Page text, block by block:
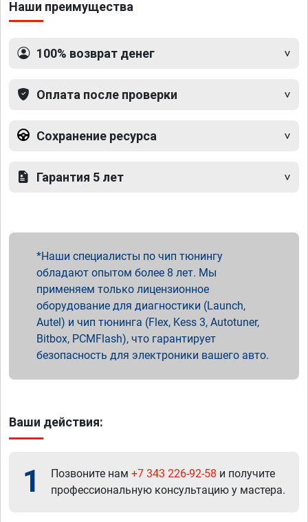
Наши преимущества
100% возврат денег
Оплата после проверки
Сохранение ресурса
Гарантия 5 лет
Наши специалисты по чип тюнингу
обладают опытом более 8 лет. Мы
применяем только лицензионное
оборудование для диагностики (Launch,
Autel) и чип тюнинга (Flex, Kess 3, Autotuner,
Bitbox, PCMFlash), что гарантирует
безопасность для электроники вашего авто.
Ваши действия:
1 Позвоните нам +7 343 226-92-58 и получите
профессиональную консультацию у мастера.